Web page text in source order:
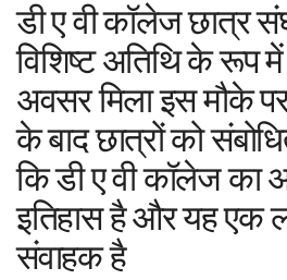
डी ए वी कॉलेज छात्र
विशिष्ट अतिथि के रूप
अवसर मिला इस मौके
के बाद छात्रों को
कि डी ए वी कॉलेज का
इतिहास है और यह एक
संवाहक है